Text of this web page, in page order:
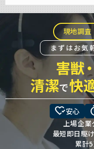
現地調査
まずはお気
害獣
清潔で快
heart_check安心
上場企
最短即日駆
累計